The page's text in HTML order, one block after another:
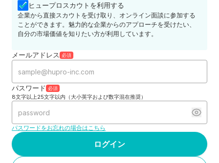
ヒュープロスカウトを利用する
企業から直接スカウトを受け取り、オンライン面談に参加する
ことができます。魅力的な企業からのアプローチを受けたい、
自分の市場価値を知りたい方が利用しています。
メールアドレス 必須
パスワード 必須
8文字以上25文字以内（大小英字および数字混在推奨）
パスワードをお忘れの場合はこちら
ログイン